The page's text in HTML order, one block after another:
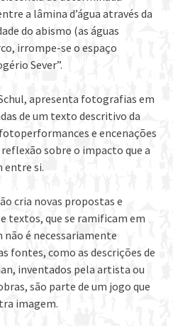
a lâmina d’água através da
do abismo (as águas
irrompe-se o espaço
Sever”.
apresenta fotografias em
de um texto descritivo da
e encenações
sobre o impacto que a
entre si.
cria novas propostas e
textos, que se ramificam em
é necessariamente
fontes, como as descrições de
inventados pela artista ou
são parte de um jogo que
imagem.